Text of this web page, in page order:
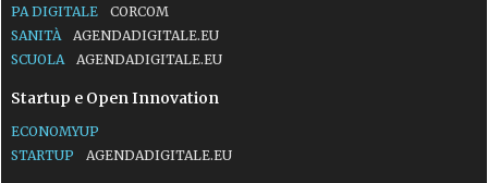
PA DIGITALE
CORCOM
SANITÀ
AGENDADIGITALE.EU
SCUOLA
AGENDADIGITALE.EU
Startup e Open Innovation
ECONOMYUP
STARTUP
AGENDADIGITALE.EU